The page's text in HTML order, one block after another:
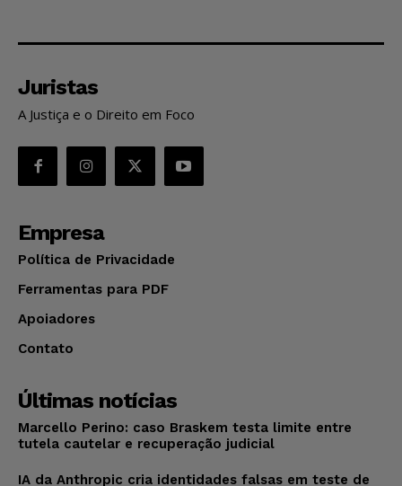
Juristas
A Justiça e o Direito em Foco
Empresa
Política de Privacidade
Ferramentas para PDF
Apoiadores
Contato
Últimas notícias
Marcello Perino: caso Braskem testa limite entre
tutela cautelar e recuperação judicial
IA da Anthropic cria identidades falsas em teste de